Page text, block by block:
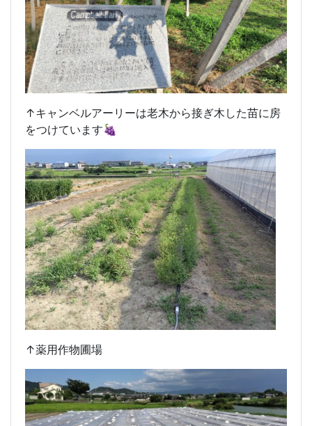
↑キャンベルアーリーは老木から接ぎ木した苗に房
をつけています🍇
↑薬用作物圃場